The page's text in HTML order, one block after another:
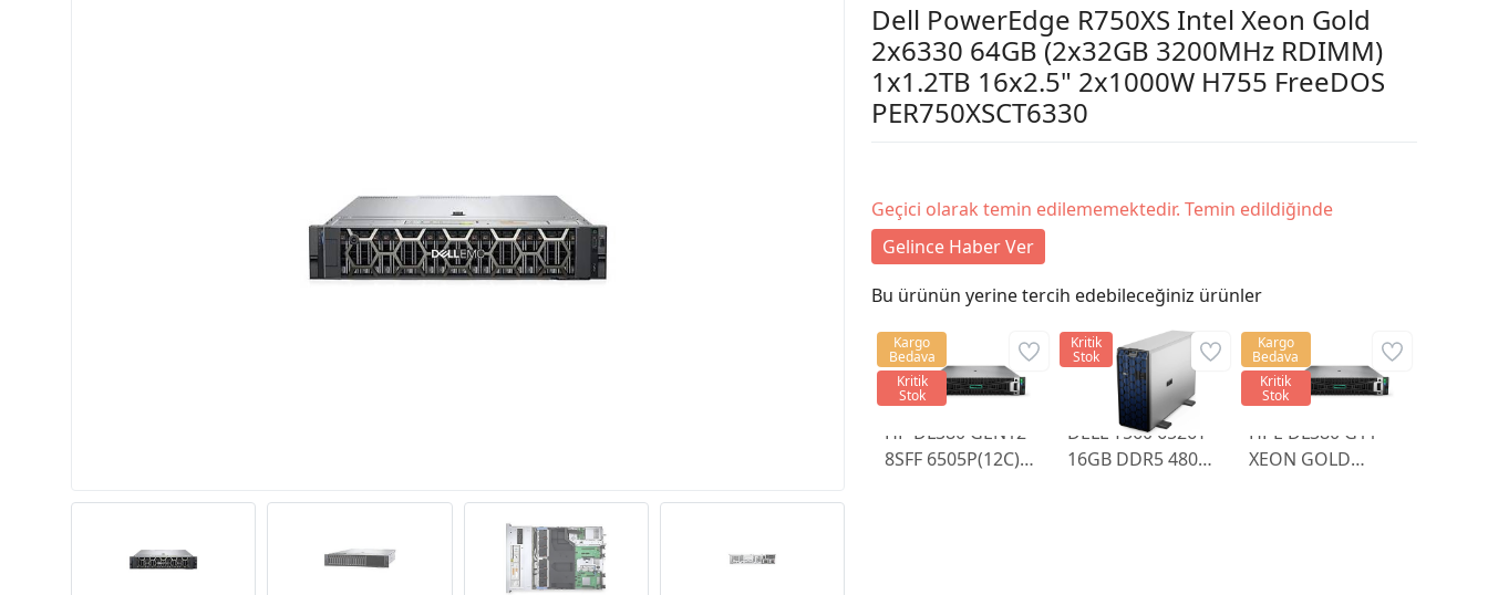
Dell PowerEdge R750XS Intel Xeon Gold
2x6330 64GB (2x32GB 3200MHz RDIMM)
1x1.2TB 16x2.5" 2x1000W H755 FreeDOS
PER750XSCT6330
Geçici olarak temin edilememektedir. Temin edildiğinde
Gelince Haber Ver
Bu ürünün yerine tercih edebileceğiniz ürünler
HP DL380 GEN12
8SFF 6505P(12C)
Kargo
Bedava
Kritik
Stok
DELL T560 6526Y
16GB DDR5 480GB
Kritik
Stok
HPE DL380 G11
XEON GOLD
Kargo
Bedava
Kritik
Stok